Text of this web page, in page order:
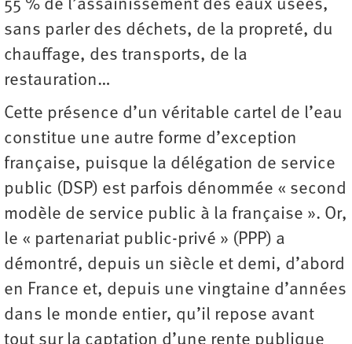
55 % de l’assainissement des eaux usées,
sans parler des déchets, de la propreté, du
chauffage, des transports, de la
restauration…
Cette présence d’un véritable cartel de l’eau
constitue une autre forme d’exception
française, puisque la délégation de service
public (DSP) est parfois dénommée « second
modèle de service public à la française ». Or,
le « partenariat public-privé » (PPP) a
démontré, depuis un siècle et demi, d’abord
en France et, depuis une vingtaine d’années
dans le monde entier, qu’il repose avant